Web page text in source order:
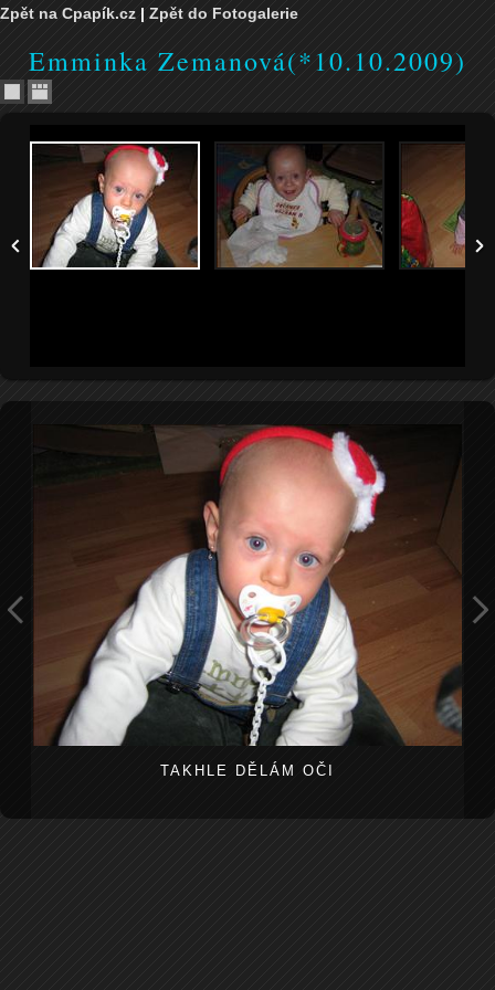
Zpět na Cpapík.cz | Zpět do Fotogalerie
Emminka Zemanová(*10.10.2009)
TAKHLE DĚLÁM OČI